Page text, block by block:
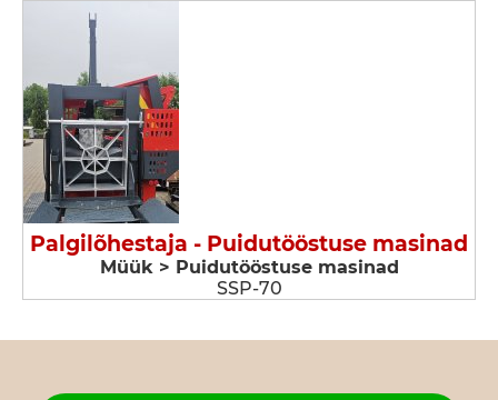
Palgilõhestaja - Puidutööstuse masinad
Müük > Puidutööstuse masinad
SSP-70